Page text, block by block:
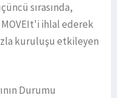
sırasında,
ihlal ederek
kuruluşu etkileyen
Durumu